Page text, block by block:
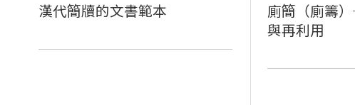
漢代簡牘的文書範本
廁簡（廁籌
與再利用